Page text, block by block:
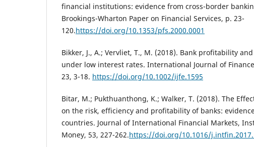
financial institutions: evidence from cross-border
Brookings-Wharton Paper on Financial Services, p. 23-
120.https://doi.org/10.1353/pfs.2000.0001
Bikker, J., A.; Vervliet, T., M. (2018). Bank profitability
under low interest rates. International Journal of
23, 3-18. https://doi.org/10.1002/ijfe.1595
Bitar, M.; Pukthuanthong, K.; Walker, T. (2018). The
on the risk, efficiency and profitability of banks:
countries. Journal of International Financial Markets,
Money, 53, 227-262.https://doi.org/10.1016/